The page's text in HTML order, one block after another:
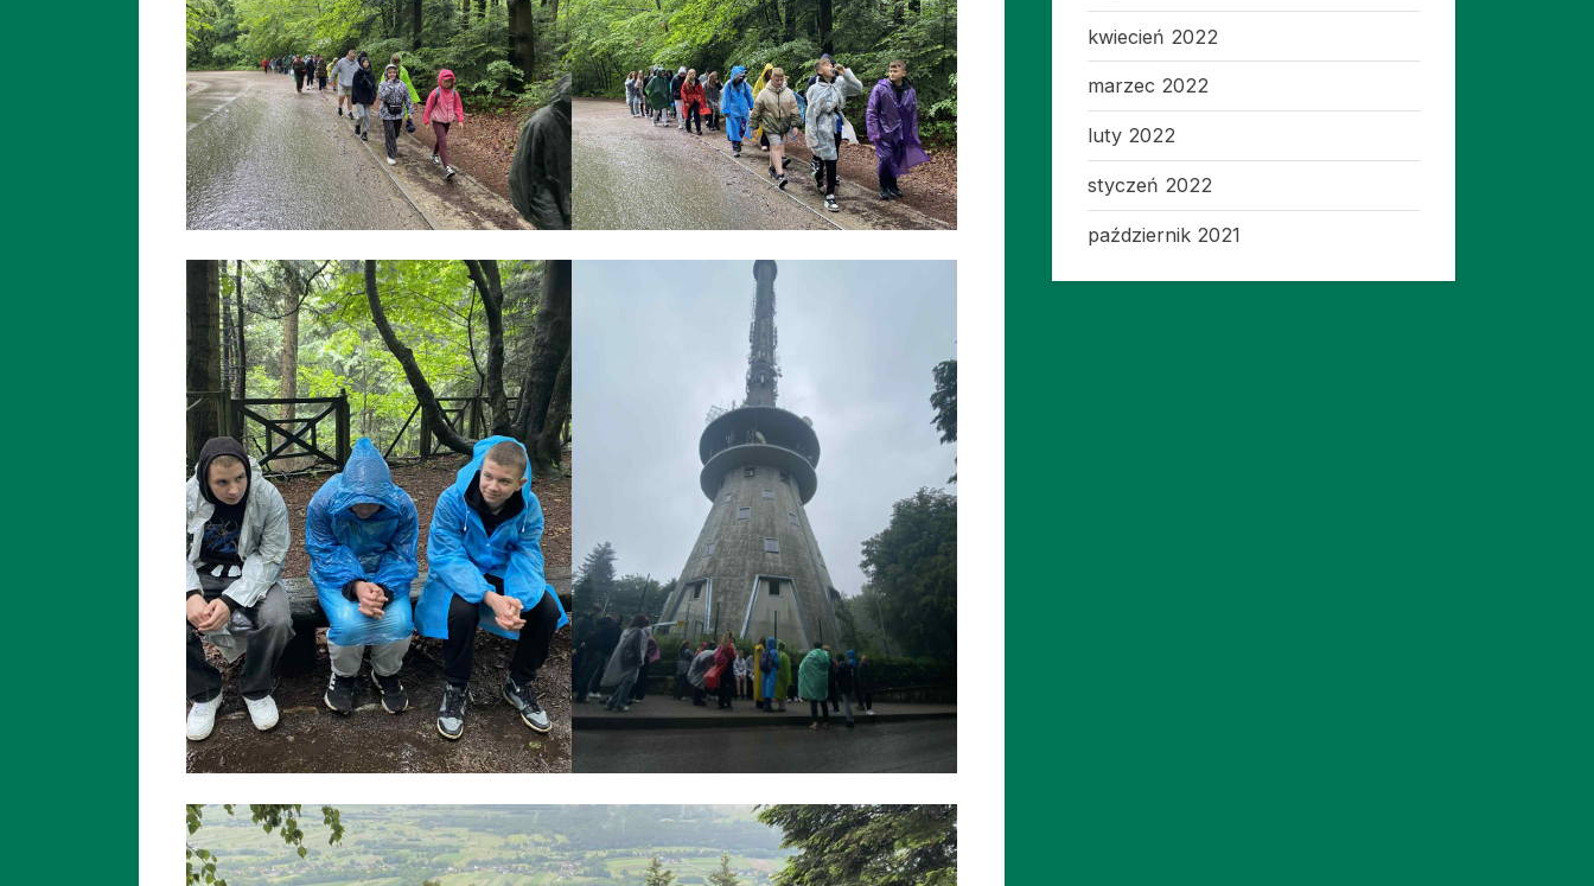
kwiecień 2022
marzec 2022
luty 2022
styczeń 2022
październik 2021